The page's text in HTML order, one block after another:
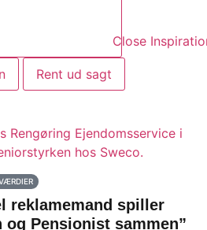
Close
Rent ud sagt
reklamemand spiller
og Pensionist sammen”